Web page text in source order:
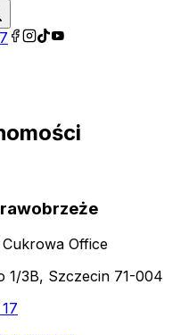
Cukrowa Office
1/3B, Szczecin 71-004